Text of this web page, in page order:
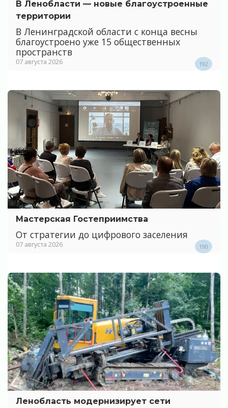
В Ленобласти — новые благоустроенные
территории
В Ленинградской области с конца весны
благоустроено уже 15 общественных
пространств
07 августа 2026 192
Мастерская Гостеприимства
От стратегии до цифрового заселения
07 августа 2026 190
Ленобласть модернизирует сети